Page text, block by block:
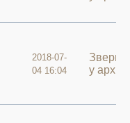
2018-07-
04 16:04
у архиві